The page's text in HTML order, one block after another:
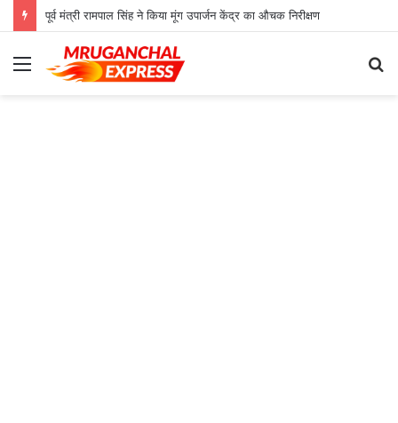
पूर्व मंत्री रामपाल सिंह ने किया मूंग उपार्जन केंद्र का औचक निरीक्षण
Menu